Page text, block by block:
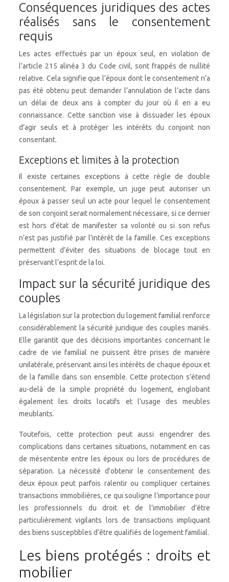
Conséquences juridiques des actes
réalisés sans le consentement
requis
Les actes effectués par un époux seul, en violation de
l’article 215 alinéa 3 du Code civil, sont frappés de nullité
relative. Cela signifie que l’époux dont le consentement n’a
pas été obtenu peut demander l’annulation de l’acte dans
un délai de deux ans à compter du jour où il en a eu
connaissance. Cette sanction vise à dissuader les époux
d’agir seuls et à protéger les intérêts du conjoint non
consentant.
Exceptions et limites à la protection
Il existe certaines exceptions à cette règle de double
consentement. Par exemple, un juge peut autoriser un
époux à passer seul un acte pour lequel le consentement
de son conjoint serait normalement nécessaire, si ce dernier
est hors d’état de manifester sa volonté ou si son refus
n’est pas justifié par l’intérêt de la famille. Ces exceptions
permettent d’éviter des situations de blocage tout en
préservant l’esprit de la loi.
Impact sur la sécurité juridique des
couples
La législation sur la protection du logement familial renforce
considérablement la sécurité juridique des couples mariés.
Elle garantit que des décisions importantes concernant le
cadre de vie familial ne puissent être prises de manière
unilatérale, préservant ainsi les intérêts de chaque époux et
de la famille dans son ensemble. Cette protection s’étend
au-delà de la simple propriété du logement, englobant
également les droits locatifs et l’usage des meubles
meublants.
Toutefois, cette protection peut aussi engendrer des
complications dans certaines situations, notamment en cas
de mésentente entre les époux ou lors de procédures de
séparation. La nécessité d’obtenir le consentement des
deux époux peut parfois ralentir ou compliquer certaines
transactions immobilières, ce qui souligne l’importance pour
les professionnels du droit et de l’immobilier d’être
particulièrement vigilants lors de transactions impliquant
des biens susceptibles d’être qualifiés de logement familial.
Les biens protégés : droits et
mobilier